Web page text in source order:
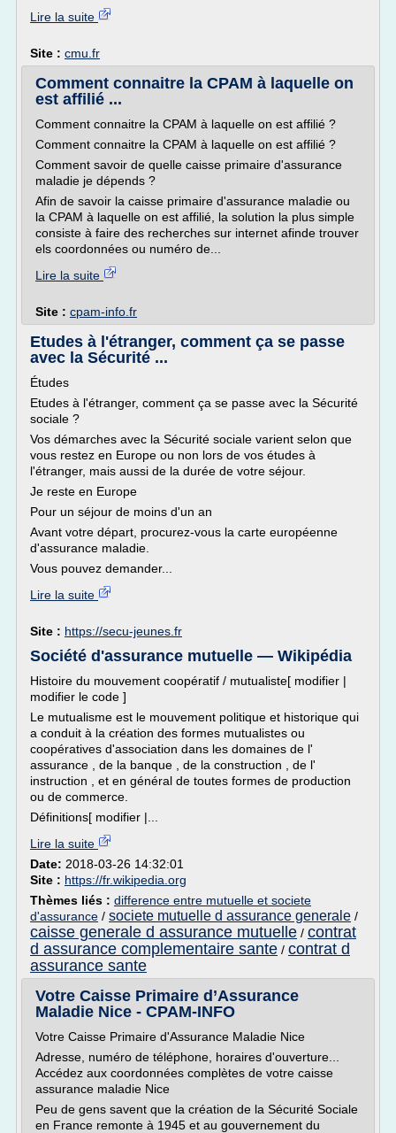
Lire la suite
Site : cmu.fr
Comment connaitre la CPAM à laquelle on
est affilié ...
Comment connaitre la CPAM à laquelle on est affilié ?
Comment connaitre la CPAM à laquelle on est affilié ?
Comment savoir de quelle caisse primaire d'assurance
maladie je dépends ?
Afin de savoir la caisse primaire d'assurance maladie ou
la CPAM à laquelle on est affilié, la solution la plus simple
consiste à faire des recherches sur internet afinde trouver
els coordonnées ou numéro de...
Lire la suite
Site : cpam-info.fr
Etudes à l'étranger, comment ça se passe
avec la Sécurité ...
Études
Etudes à l'étranger, comment ça se passe avec la Sécurité
sociale ?
Vos démarches avec la Sécurité sociale varient selon que
vous restez en Europe ou non lors de vos études à
l'étranger, mais aussi de la durée de votre séjour.
Je reste en Europe
Pour un séjour de moins d'un an
Avant votre départ, procurez-vous la carte européenne
d'assurance maladie.
Vous pouvez demander...
Lire la suite
Site : https://secu-jeunes.fr
Société d'assurance mutuelle — Wikipédia
Histoire du mouvement coopératif / mutualiste[ modifier |
modifier le code ]
Le mutualisme est le mouvement politique et historique qui
a conduit à la création des formes mutualistes ou
coopératives d'association dans les domaines de l'
assurance , de la banque , de la construction , de l'
instruction , et en général de toutes formes de production
ou de commerce.
Définitions[ modifier |...
Lire la suite
Date: 2018-03-26 14:32:01
Site : https://fr.wikipedia.org
Thèmes liés : difference entre mutuelle et societe
d'assurance / societe mutuelle d assurance generale /
caisse generale d assurance mutuelle / contrat
d assurance complementaire sante / contrat d
assurance sante
Votre Caisse Primaire d’Assurance
Maladie Nice - CPAM-INFO
Votre Caisse Primaire d'Assurance Maladie Nice
Adresse, numéro de téléphone, horaires d'ouverture...
Accédez aux coordonnées complètes de votre caisse
assurance maladie Nice
Peu de gens savent que la création de la Sécurité Sociale
en France remonte à 1945 et au gouvernement du